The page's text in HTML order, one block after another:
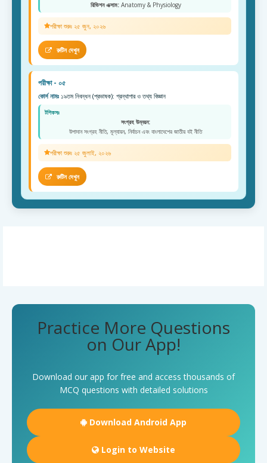
রিভিশন এক্সাম:Anatomy & Physiology
পরীক্ষা শুরুঃ ২৫ জুন, ২০২৬
রুটিন দেখুন
পরীক্ষা - ০৫
কোর্স নামঃ ১৯তম নিবন্ধন (প্রভাষক): গ্রন্থাগার ও তথ্য বিজ্ঞান
টপিকসঃ
সংগ্রহ উন্নয়ন:
উপাদান সংগ্রহ নীতি, মূল্যায়ন, নির্বাচন এবং বাংলাদেশের জাতীয় বই নীতি
পরীক্ষা শুরুঃ ২৫ জুলাই, ২০২৬
রুটিন দেখুন
Practice More Questions
on Our App!
Download our app for free and access thousands of
MCQ questions with detailed solutions
Download Android App
Login to Website